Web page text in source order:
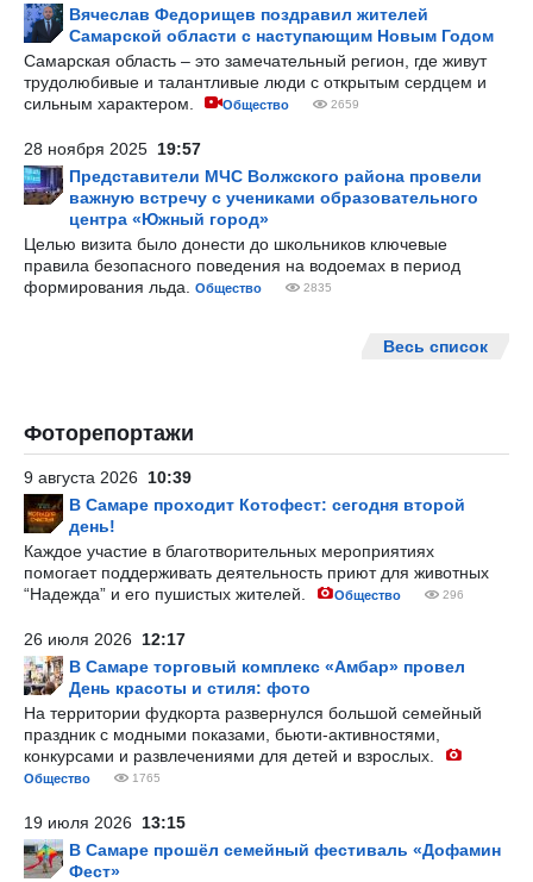
Вячеслав Федорищев поздравил жителей
Самарской области с наступающим Новым Годом
Самарская область – это замечательный регион, где живут
трудолюбивые и талантливые люди с открытым сердцем и
сильным характером.
Общество 2659
28 ноября 2025 19:57
Представители МЧС Волжского района провели
важную встречу с учениками образовательного
центра «Южный город»
Целью визита было донести до школьников ключевые
правила безопасного поведения на водоемах в период
формирования льда.
Общество 2835
Весь список
Фоторепортажи
9 августа 2026 10:39
В Самаре проходит Котофест: сегодня второй
день!
Каждое участие в благотворительных мероприятиях
помогает поддерживать деятельность приют для животных
“Надежда” и его пушистых жителей.
Общество 296
26 июля 2026 12:17
В Самаре торговый комплекс «Амбар» провел
День красоты и стиля: фото
На территории фудкорта развернулся большой семейный
праздник с модными показами, бьюти-активностями,
конкурсами и развлечениями для детей и взрослых.
Общество 1765
19 июля 2026 13:15
В Самаре прошёл семейный фестиваль «Дофамин
Фест»